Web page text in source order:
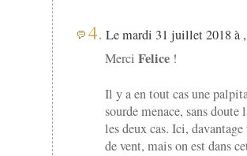
4. Le mardi 31 juillet 2018 à
Merci Felice!
Il y a en tout cas une
sourde menace, sans
les deux cas. Ici,
de vent, mais on est dans